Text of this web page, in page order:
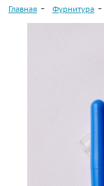
Главная Фурнитура